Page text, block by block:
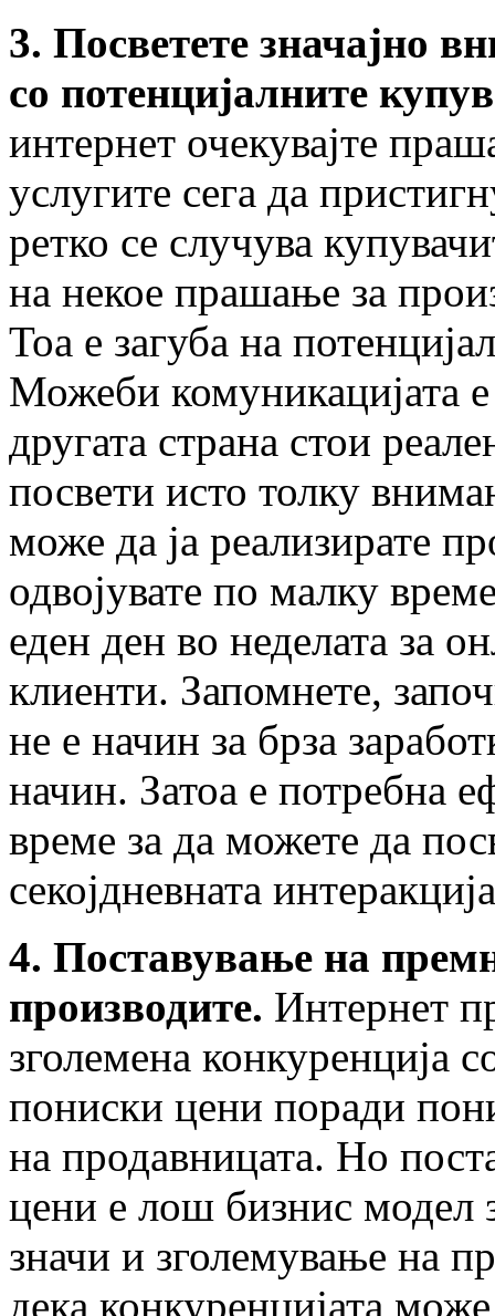
3. Посветете значајно
со потенцијалните
интернет очекувајте
услугите сега да
ретко се случува
на некое прашање за
Тоа е загуба на
Можеби комуникацијата
другата страна стои
посвети исто толку
може да ја реализирате
одвојувате по малку
еден ден во неделата за
клиенти. Запомнете,
не е начин за брза
начин. Затоа е потребна
време за да можете да
секојдневната
4. Поставување на
производите. Интернет
зголемена конкуренција
пониски цени поради
на продавницата. Но
цени е лош бизнис модел
значи и зголемување на
дека конкуренцијата